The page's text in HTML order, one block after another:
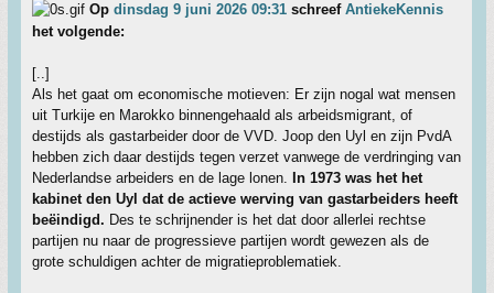
Op dinsdag 9 juni 2026 09:31 schreef AntiekeKennis
het volgende:
[..]
Als het gaat om economische motieven: Er zijn nogal wat mensen
uit Turkije en Marokko binnengehaald als arbeidsmigrant, of
destijds als gastarbeider door de VVD. Joop den Uyl en zijn PvdA
hebben zich daar destijds tegen verzet vanwege de verdringing van
Nederlandse arbeiders en de lage lonen. In 1973 was het het
kabinet den Uyl dat de actieve werving van gastarbeiders heeft
beëindigd. Des te schrijnender is het dat door allerlei rechtse
partijen nu naar de progressieve partijen wordt gewezen als de
grote schuldigen achter de migratieproblematiek.